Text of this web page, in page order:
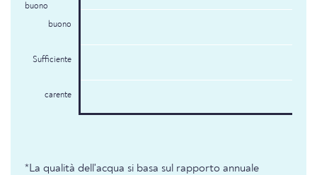
buono
buono
Sufficiente
carente
*La qualità dell'acqua si basa sul rapporto annuale